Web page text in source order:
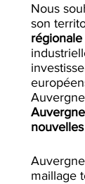
Nous
son
maillage